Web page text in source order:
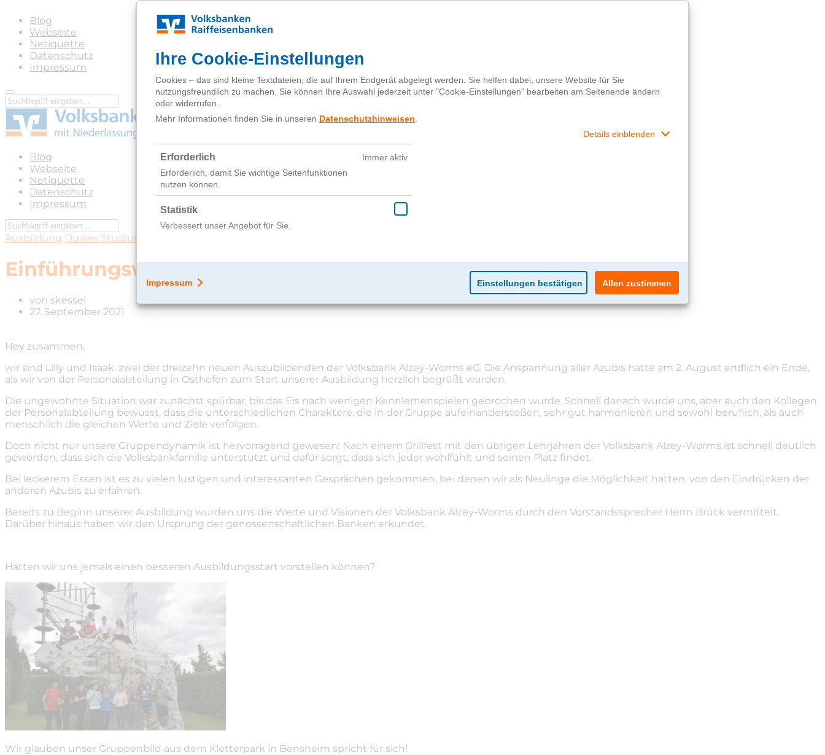
Blog
Webseite
Netiquette
Datenschutz
Impressum
Blog
Webseite
Netiquette
Datenschutz
Impressum
Ausbildung Duales Studium
Einführungswoche 2021
von skessel
27. September 2021
Hey zusammen,
wir sind Lilly und Isaak, zwei der dreizehn neuen Auszubildenden der Volksbank Alzey-Worms eG. Die Anspannung aller Azubis hatte am 2. August endlich ein Ende,
als wir von der Personalabteilung in Osthofen zum Start unserer Ausbildung herzlich begrüßt wurden.
Die ungewohnte Situation war zunächst spürbar, bis das Eis nach wenigen Kennlernenspielen gebrochen wurde. Schnell danach wurde uns, aber auch den Kollegen
der Personalabteilung bewusst, dass die unterschiedlichen Charaktere, die in der Gruppe aufeinanderstoßen, sehr gut harmonieren und sowohl beruflich, als auch
menschlich die gleichen Werte und Ziele verfolgen.
Doch nicht nur unsere Gruppendynamik ist hervorragend gewesen! Nach einem Grillfest mit den übrigen Lehrjahren der Volksbank Alzey-Worms ist schnell deutlich
geworden, dass sich die Volksbankfamilie unterstützt und dafür sorgt, dass sich jeder wohlfühlt und seinen Platz findet.
Bei leckerem Essen ist es zu vielen lustigen und interessanten Gesprächen gekommen, bei denen wir als Neulinge die Möglichkeit hatten, von den Eindrücken der
anderen Azubis zu erfahren.
Bereits zu Beginn unserer Ausbildung wurden uns die Werte und Visionen der Volksbank Alzey-Worms durch den Vorstandssprecher Herrn Brück vermittelt.
Darüber hinaus haben wir den Ursprung der genossenschaftlichen Banken erkundet.
Hätten wir uns jemals einen besseren Ausbildungsstart vorstellen können?
Wir glauben unser Gruppenbild aus dem Kletterpark in Bensheim spricht für sich!